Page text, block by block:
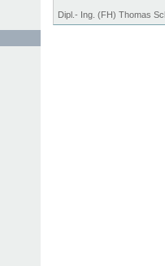
Dipl.- Ing. (FH) Thomas